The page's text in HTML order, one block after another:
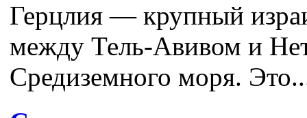
Герцлия — крупный
между Тель-Авивом и
Средиземного моря.